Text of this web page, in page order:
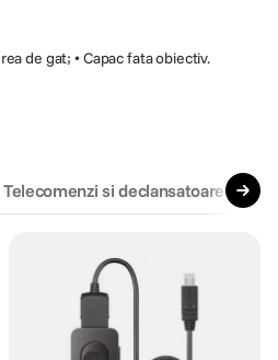
de gat; • Capac fata obiectiv.
Telecomenzi si declansatoare( 1)